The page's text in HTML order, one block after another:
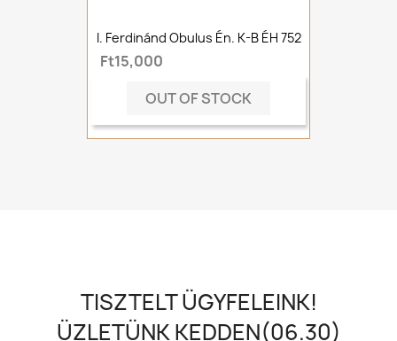
I. Ferdinánd Obulus Én. K-B ÉH 752
Ft15,000
OUT OF STOCK
TISZTELT ÜGYFELEINK!
ÜZLETÜNK KEDDEN(06.30)